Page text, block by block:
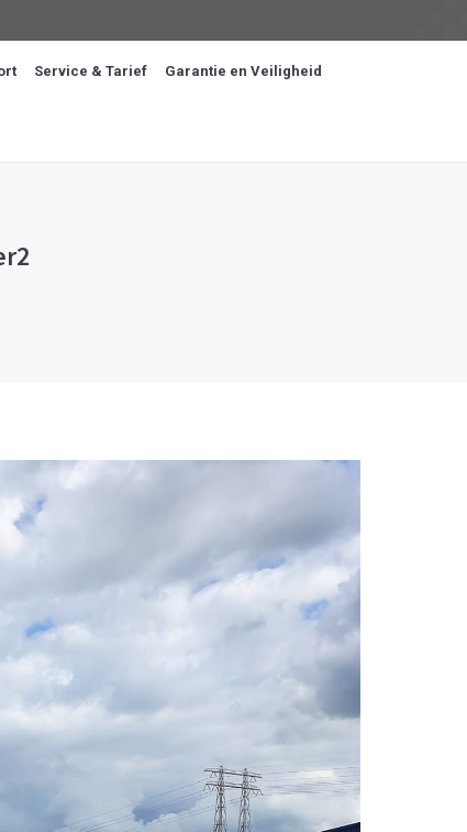
Service & Tarief Garantie en Veiligheid